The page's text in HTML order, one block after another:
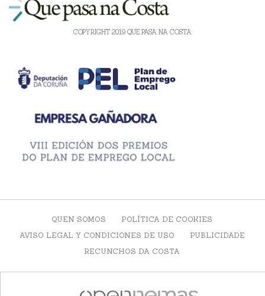
COPYRIGHT 2019 QUE PASA NA COSTA
QUEN SOMOS
POLÍTICA DE COOKIES
AVISO LEGAL Y CONDICIONES DE USO
PUBLICIDADE
RECUNCHOS DA COSTA